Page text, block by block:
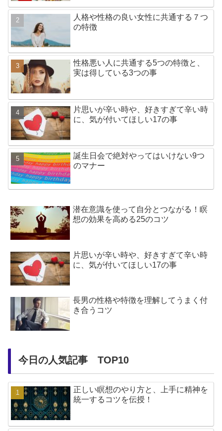
人格や性格の良い女性に共通する７つ
の特徴
性格悪い人に共通する5つの特徴と、
実は得している3つの事
片思いが辛い時や、好きすぎて辛い時
に、気が付いてほしい17の事
誕生日会で絶対やってはいけない9つ
のマナー
潜在意識を使って自分とつながる！瞑
想の効果を高める25のコツ
片思いが辛い時や、好きすぎて辛い時
に、気が付いてほしい17の事
長男の性格や特徴を理解してうまく付
き合うコツ
今日の人気記事 TOP10
正しい瞑想のやり方と、上手に精神を
統一するコツを伝授！